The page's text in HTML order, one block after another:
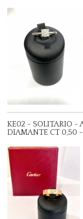
KE02 - SOLITARIO -
DIAMANTE CT 0,50 -